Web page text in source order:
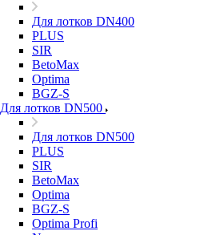
Для лотков DN400
PLUS
SIR
BetoMax
Optima
BGZ-S
Для лотков DN500
Для лотков DN500
PLUS
SIR
BetoMax
Optima
BGZ-S
Optima Profi